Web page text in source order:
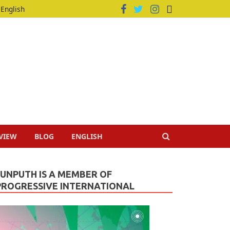
English
BLOG ENGLISH
IS A MEMBER OF
INTERNATIONAL